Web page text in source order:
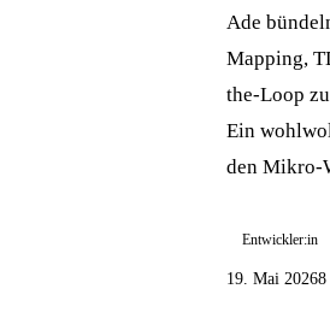
Ade
Mapping,
the-Loop
Ein
den Mikro-
Entwickler:in
19. Mai 20268